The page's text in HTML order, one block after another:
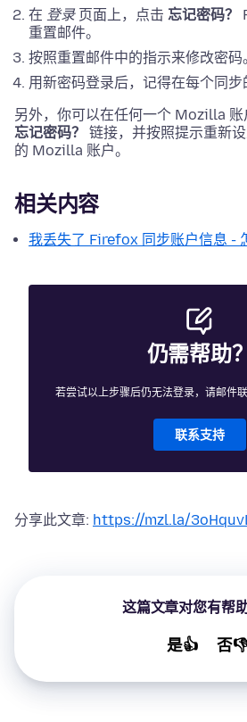
在 登录页面上，点击 忘记密码？
重置邮件。
按照重置邮件中的指示来修改密码
用新密码登录后，记得在每个同步
另外，你可以在任何一个 Mozilla 账
忘记密码？
链接，并按照提示重新
的 Mozilla 账户。
相关内容
我丢失了 Firefox 同步账户信息 -
仍需帮助？
若尝试以上步骤后仍无法登录，请邮件
联系支持
分享此文章: https://mzl.la/
这篇文章对您有帮助
是👍 否👎